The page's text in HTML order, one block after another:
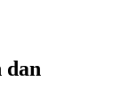
dan